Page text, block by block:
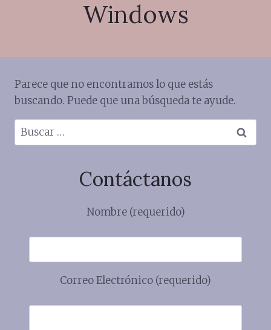
Windows
Parece que no encontramos lo que estás
buscando. Puede que una búsqueda te ayude.
Buscar:
Contáctanos
Nombre (requerido)
Correo Electrónico (requerido)